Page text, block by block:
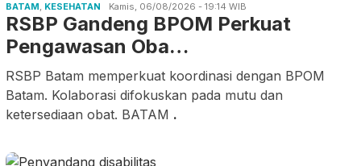
BATAM, KESEHATAN Kamis, 06/08/2026 - 19:14 WIB
RSBP Gandeng BPOM Perkuat
Pengawasan Oba…
RSBP Batam memperkuat koordinasi dengan BPOM
Batam. Kolaborasi difokuskan pada mutu dan
ketersediaan obat. BATAM .